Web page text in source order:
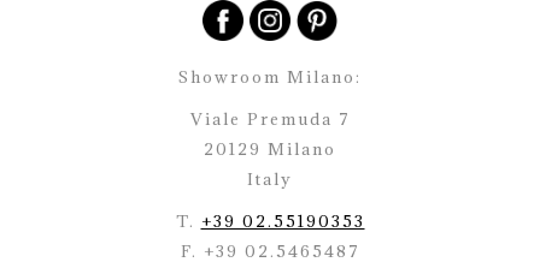
Showroom Milano:
Viale Premuda 7
20129 Milano
Italy
T. +39 02.55190353
F. +39 02.5465487